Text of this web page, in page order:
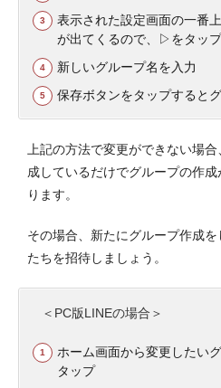
表示された設定画面の一番
が出てくるので、▷をタップ
新しいグループ名を入力
保存ボタンをタップすると
上記の方法で変更ができない場
成しているだけでグループの作
ります。
その場合、新たにグループ作成
たちを招待しましょう。
＜PC版LINEの場合＞
ホーム画面から変更したい
タップ